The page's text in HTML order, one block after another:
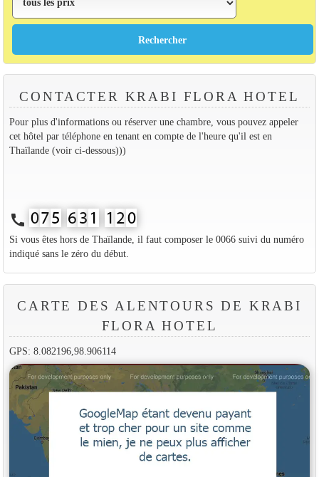
CONTACTER KRABI FLORA HOTEL
Pour plus d'informations ou réserver une chambre, vous pouvez appeler
cet hôtel par téléphone en tenant en compte de l'heure qu'il est en
Thaïlande (voir ci-dessous)))
call
Si vous êtes hors de Thaïlande, il faut composer le 0066 suivi du numéro
indiqué sans le zéro du début.
CARTE DES ALENTOURS DE KRABI
FLORA HOTEL
GPS: 8.082196,98.906114